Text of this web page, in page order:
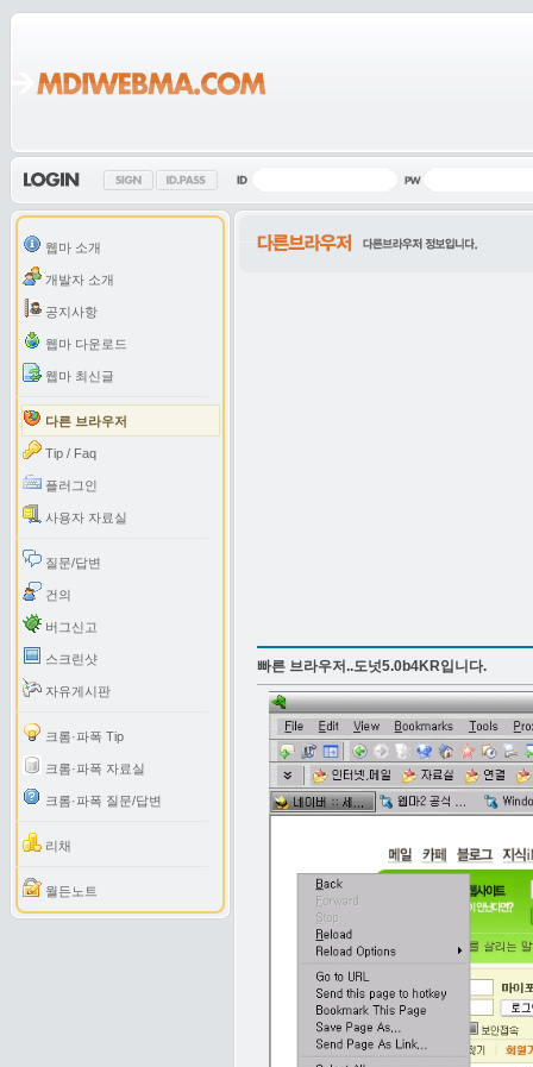
웹마 소개
개발자 소개
공지사항
웹마 다운로드
웹마 최신글
다른 브라우저
Tip / Faq
플러그인
사용자 자료실
질문/답변
건의
버그신고
스크린샷
자유게시판
크롬·파폭 Tip
크롬·파폭 자료실
크롬·파폭 질문/답변
리채
월든노트
빠른 브라우저..도넛5.0b4KR입니다.